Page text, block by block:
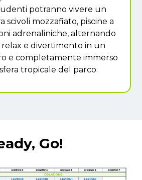
potranno vivere un
scivoli mozzafiato, piscine a
adrenaliniche, alternando
e divertimento in un
e completamente immerso
tropicale del parco.
Go!